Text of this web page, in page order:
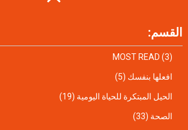
القسم:
MOST READ (3)
افعلها بنفسك (5)
الحيل المبتكرة للحياة اليومية (19)
الصحة (33)